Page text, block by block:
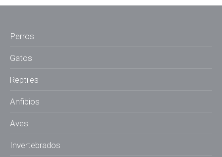
Perros
Gatos
Reptiles
Anfibios
Aves
Invertebrados